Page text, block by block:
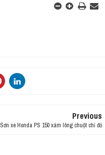
Previous
Sơn xe Honda PS 150 xám lông chuột chỉ đỏ